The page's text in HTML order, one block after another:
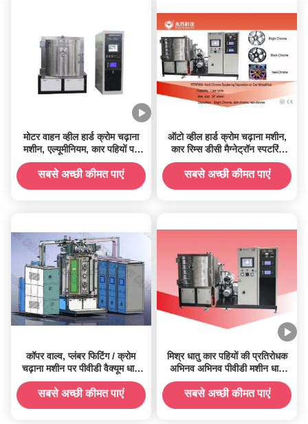
मोटर वाहन व्हील हार्ड क्रोम चढ़ाना
मशीन, एल्यूमीनियम, कार पहियों पर
क्रोम डीसी मैग्नेट्रोन स्पटरिंग
सबसे अच्छी कीमत पाएं
ऑटो व्हील हार्ड क्रोम चढ़ाना मशीन,
कार रिम्स डीसी मैग्नेट्रॉन स्पटरिंग
मशीन
सबसे अच्छी कीमत पाएं
कॉपर वाल्व, प्लंबर फिटिंग / क्रोम
चढ़ाना मशीन पर पीवीडी वैक्यूम धातु
उपकरण
सबसे अच्छी कीमत पाएं
मिश्र धातु कार पहियों की प्रतिरोधक
अभिनव अभिनव पीवीडी मशीन धातु
चढ़ाना क्रोम चढ़ाना पहनें
सबसे अच्छी कीमत पाएं